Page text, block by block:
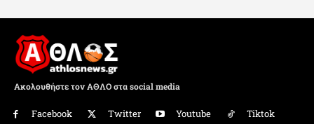
Ακολουθήστε τον ΑΘΛΟ στα social media
Facebook Twitter Youtube Tiktok